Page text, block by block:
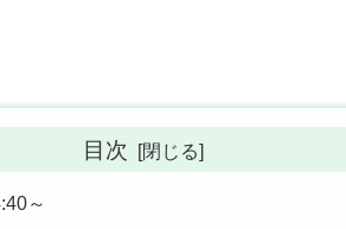
目次
～